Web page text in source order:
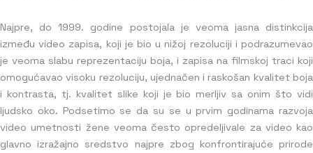
Najpre, do 1999. godine postojala je veoma jasna distinkcija
između video zapisa, koji je bio u nižoj rezoluciji i podrazumevao
je veoma slabu reprezentaciju boja, i zapisa na filmskoj traci koji
omogućavao visoku rezoluciju, ujednačen i raskošan kvalitet boja
i kontrasta, tj. kvalitet slike koji je bio merljiv sa onim što vidi
ljudsko oko. Podsetimo se da su se u prvim godinama razvoja
video umetnosti žene veoma često opredeljivale za video kao
glavno izražajno sredstvo najpre zbog konfrontirajuće prirode